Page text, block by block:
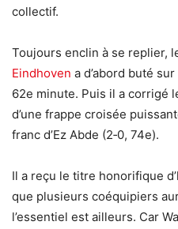
collectif.
Toujours enclin à se replier,
Eindhoven a d’abord buté
62e minute. Puis il a corrigé
d’une frappe croisée
franc d’Ez Abde (2‑0, 74e).
Il a reçu le titre honorifique
que plusieurs coéquipiers
l’essentiel est ailleurs. Car